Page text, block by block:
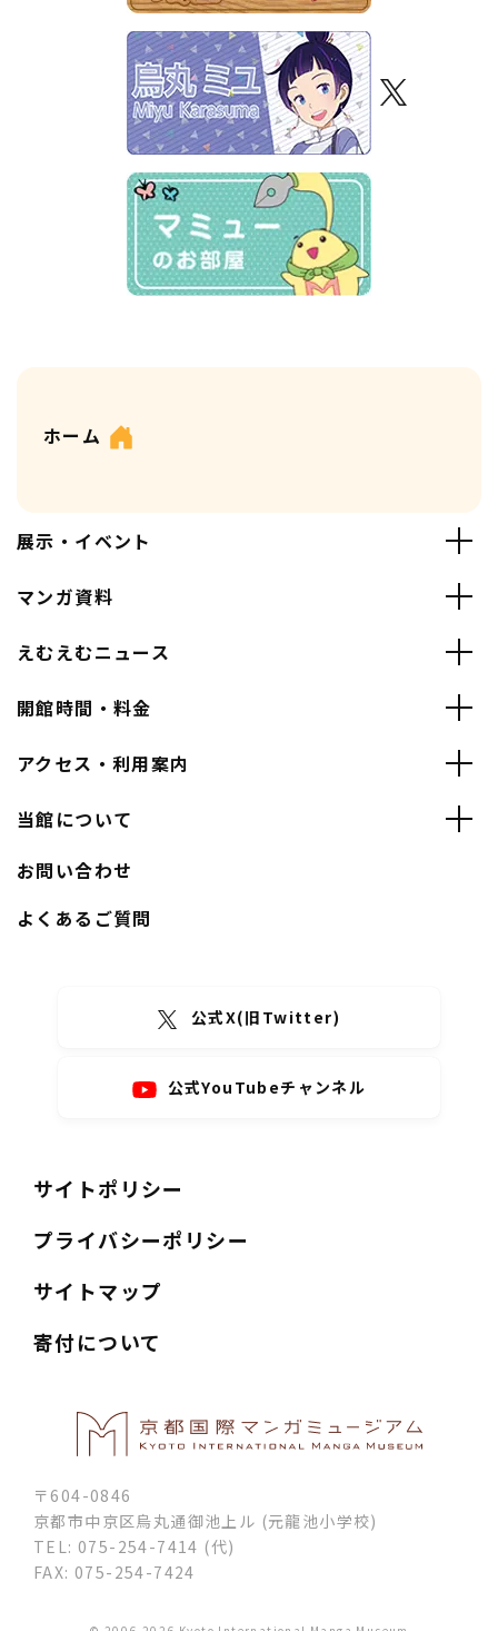
ホーム
展示・イベント
マンガ資料
えむえむニュース
開館時間・料金
アクセス・利用案内
当館について
お問い合わせ
よくあるご質問
公式X(旧Twitter)
公式YouTubeチャンネル
サイトポリシー
プライバシーポリシー
サイトマップ
寄付について
〒604-0846
京都市中京区烏丸通御池上ル (元龍池小学校)
TEL: 075-254-7414 (代)
FAX: 075-254-7424